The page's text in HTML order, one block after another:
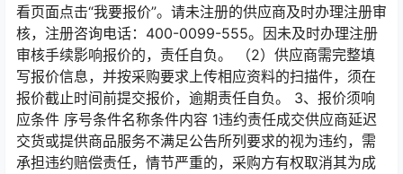
看页面点击“我要报价”。请未注册的供应商及时办理注册审
核，注册咨询电话：400-0099-555。因未及时办理注册
审核手续影响报价的，责任自负。 （2）供应商需完整填
写报价信息，并按采购要求上传相应资料的扫描件，须在
报价截止时间前提交报价，逾期责任自负。 3、报价须响
应条件 序号条件名称条件内容 1违约责任成交供应商延迟
交货或提供商品服务不满足公告所列要求的视为违约，需
承担违约赔偿责任，情节严重的，采购方有权取消其为成